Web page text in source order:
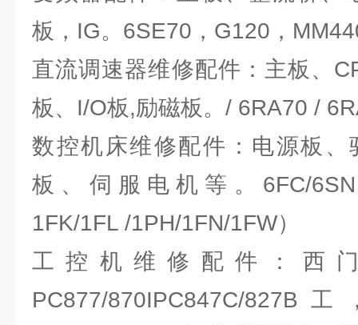
板，IG。6SE70，G120，
直流调速器维修配件：主板、
板、I/O板,励磁板。/ 6RA70 /
数控机床维修配件：电源板、
板、伺服电机等。6FC/
1FK/1FL /1PH/1FN/1FW）
工控机维修配件：西门
PC877/870IPC847C/827B